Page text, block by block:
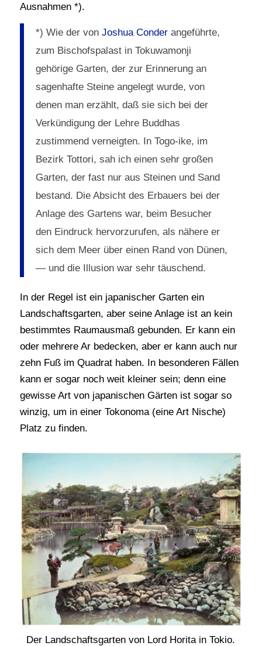
Ausnahmen *).
*) Wie der von Joshua Conderangeführte,
zum Bischofspalast in Tokuwamonji
gehörige Garten, der zur Erinnerung an
sagenhafte Steine angelegt wurde, von
denen man erzählt, daß sie sich bei der
Verkündigung der Lehre Buddhas
zustimmend verneigten. In Togo-ike, im
Bezirk Tottori, sah ich einen sehr großen
Garten, der fast nur aus Steinen und Sand
bestand. Die Absicht des Erbauers bei der
Anlage des Gartens war, beim Besucher
den Eindruck hervorzurufen, als nähere er
sich dem Meer über einen Rand von Dünen,
— und die Illusion war sehr täuschend.
In der Regel ist ein japanischer Garten ein
Landschaftsgarten, aber seine Anlage ist an kein
bestimmtes Raumausmaß gebunden. Er kann ein
oder mehrere Ar bedecken, aber er kann auch nur
zehn Fuß im Quadrat haben. In besonderen Fällen
kann er sogar noch weit kleiner sein; denn eine
gewisse Art von japanischen Gärten ist sogar so
winzig, um in einer Tokonoma (eine Art Nische)
Platz zu finden.
Der Landschaftsgarten von Lord Horita in Tokio.